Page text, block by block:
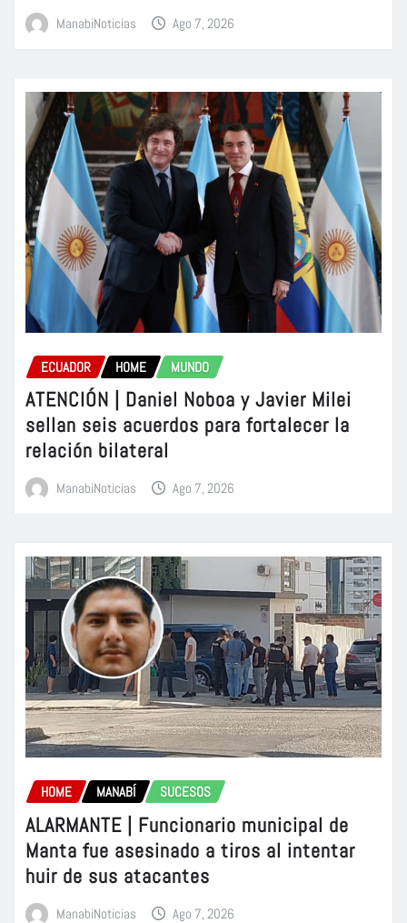
ManabiNoticias Ago 7, 2026
ECUADOR HOME MUNDO
ATENCIÓN | Daniel Noboa y Javier Milei
sellan seis acuerdos para fortalecer la
relación bilateral
ManabiNoticias Ago 7, 2026
HOME MANABÍ SUCESOS
ALARMANTE | Funcionario municipal de
Manta fue asesinado a tiros al intentar
huir de sus atacantes
ManabiNoticias Ago 7, 2026